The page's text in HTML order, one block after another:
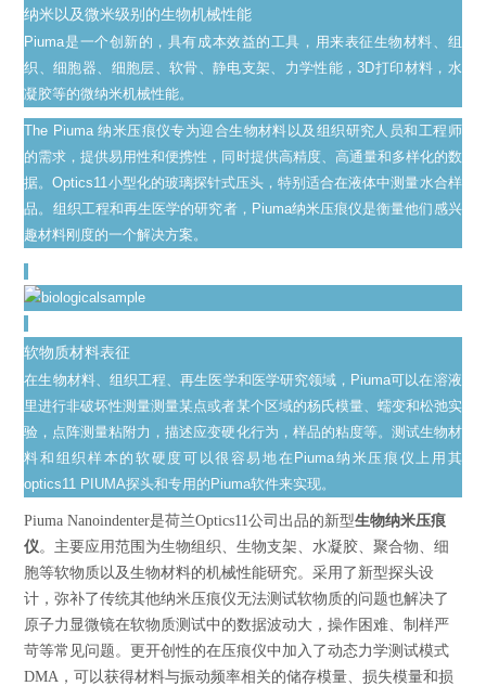
纳米以及微米级别的生物机械性能
Piuma是一个创新的，具有成本效益的工具，用来表征生物材料、组
织、细胞器、细胞层、软骨、静电支架、力学性能，3D打印材料，水
凝胶等的微纳米机械性能。
The Piuma 纳米压痕仪专为迎合生物材料以及组织研究人员和工程师
的需求，提供易用性和便携性，同时提供高精度、高通量和多样化的数
据。Optics11小型化的玻璃探针式压头，特别适合在液体中测量水合样
品。组织工程和再生医学的研究者，Piuma纳米压痕仪是衡量他们感兴
趣材料刚度的一个解决方案。
软物质材料表征
在生物材料、组织工程、再生医学和医学研究领域，Piuma可以在溶液
里进行非破坏性测量测量某点或者某个区域的杨氏模量、蠕变和松弛实
验，点阵测量粘附力，描述应变硬化行为，样品的粘度等。测试生物材
料和组织样本的软硬度可以很容易地在Piuma纳米压痕仪上用其
optics11 PIUMA探头和专用的Piuma软件来实现。
Piuma Nanoindenter是荷兰Optics11公司出品的新型生物纳米压痕
仪。主要应用范围为生物组织、生物支架、水凝胶、聚合物、细
胞等软物质以及生物材料的机械性能研究。采用了新型探头设
计，弥补了传统其他纳米压痕仪无法测试软物质的问题也解决了
原子力显微镜在软物质测试中的数据波动大，操作困难、制样严
苛等常见问题。更开创性的在压痕仪中加入了动态力学测试模式
DMA，可以获得材料与振动频率相关的储存模量、损失模量和损